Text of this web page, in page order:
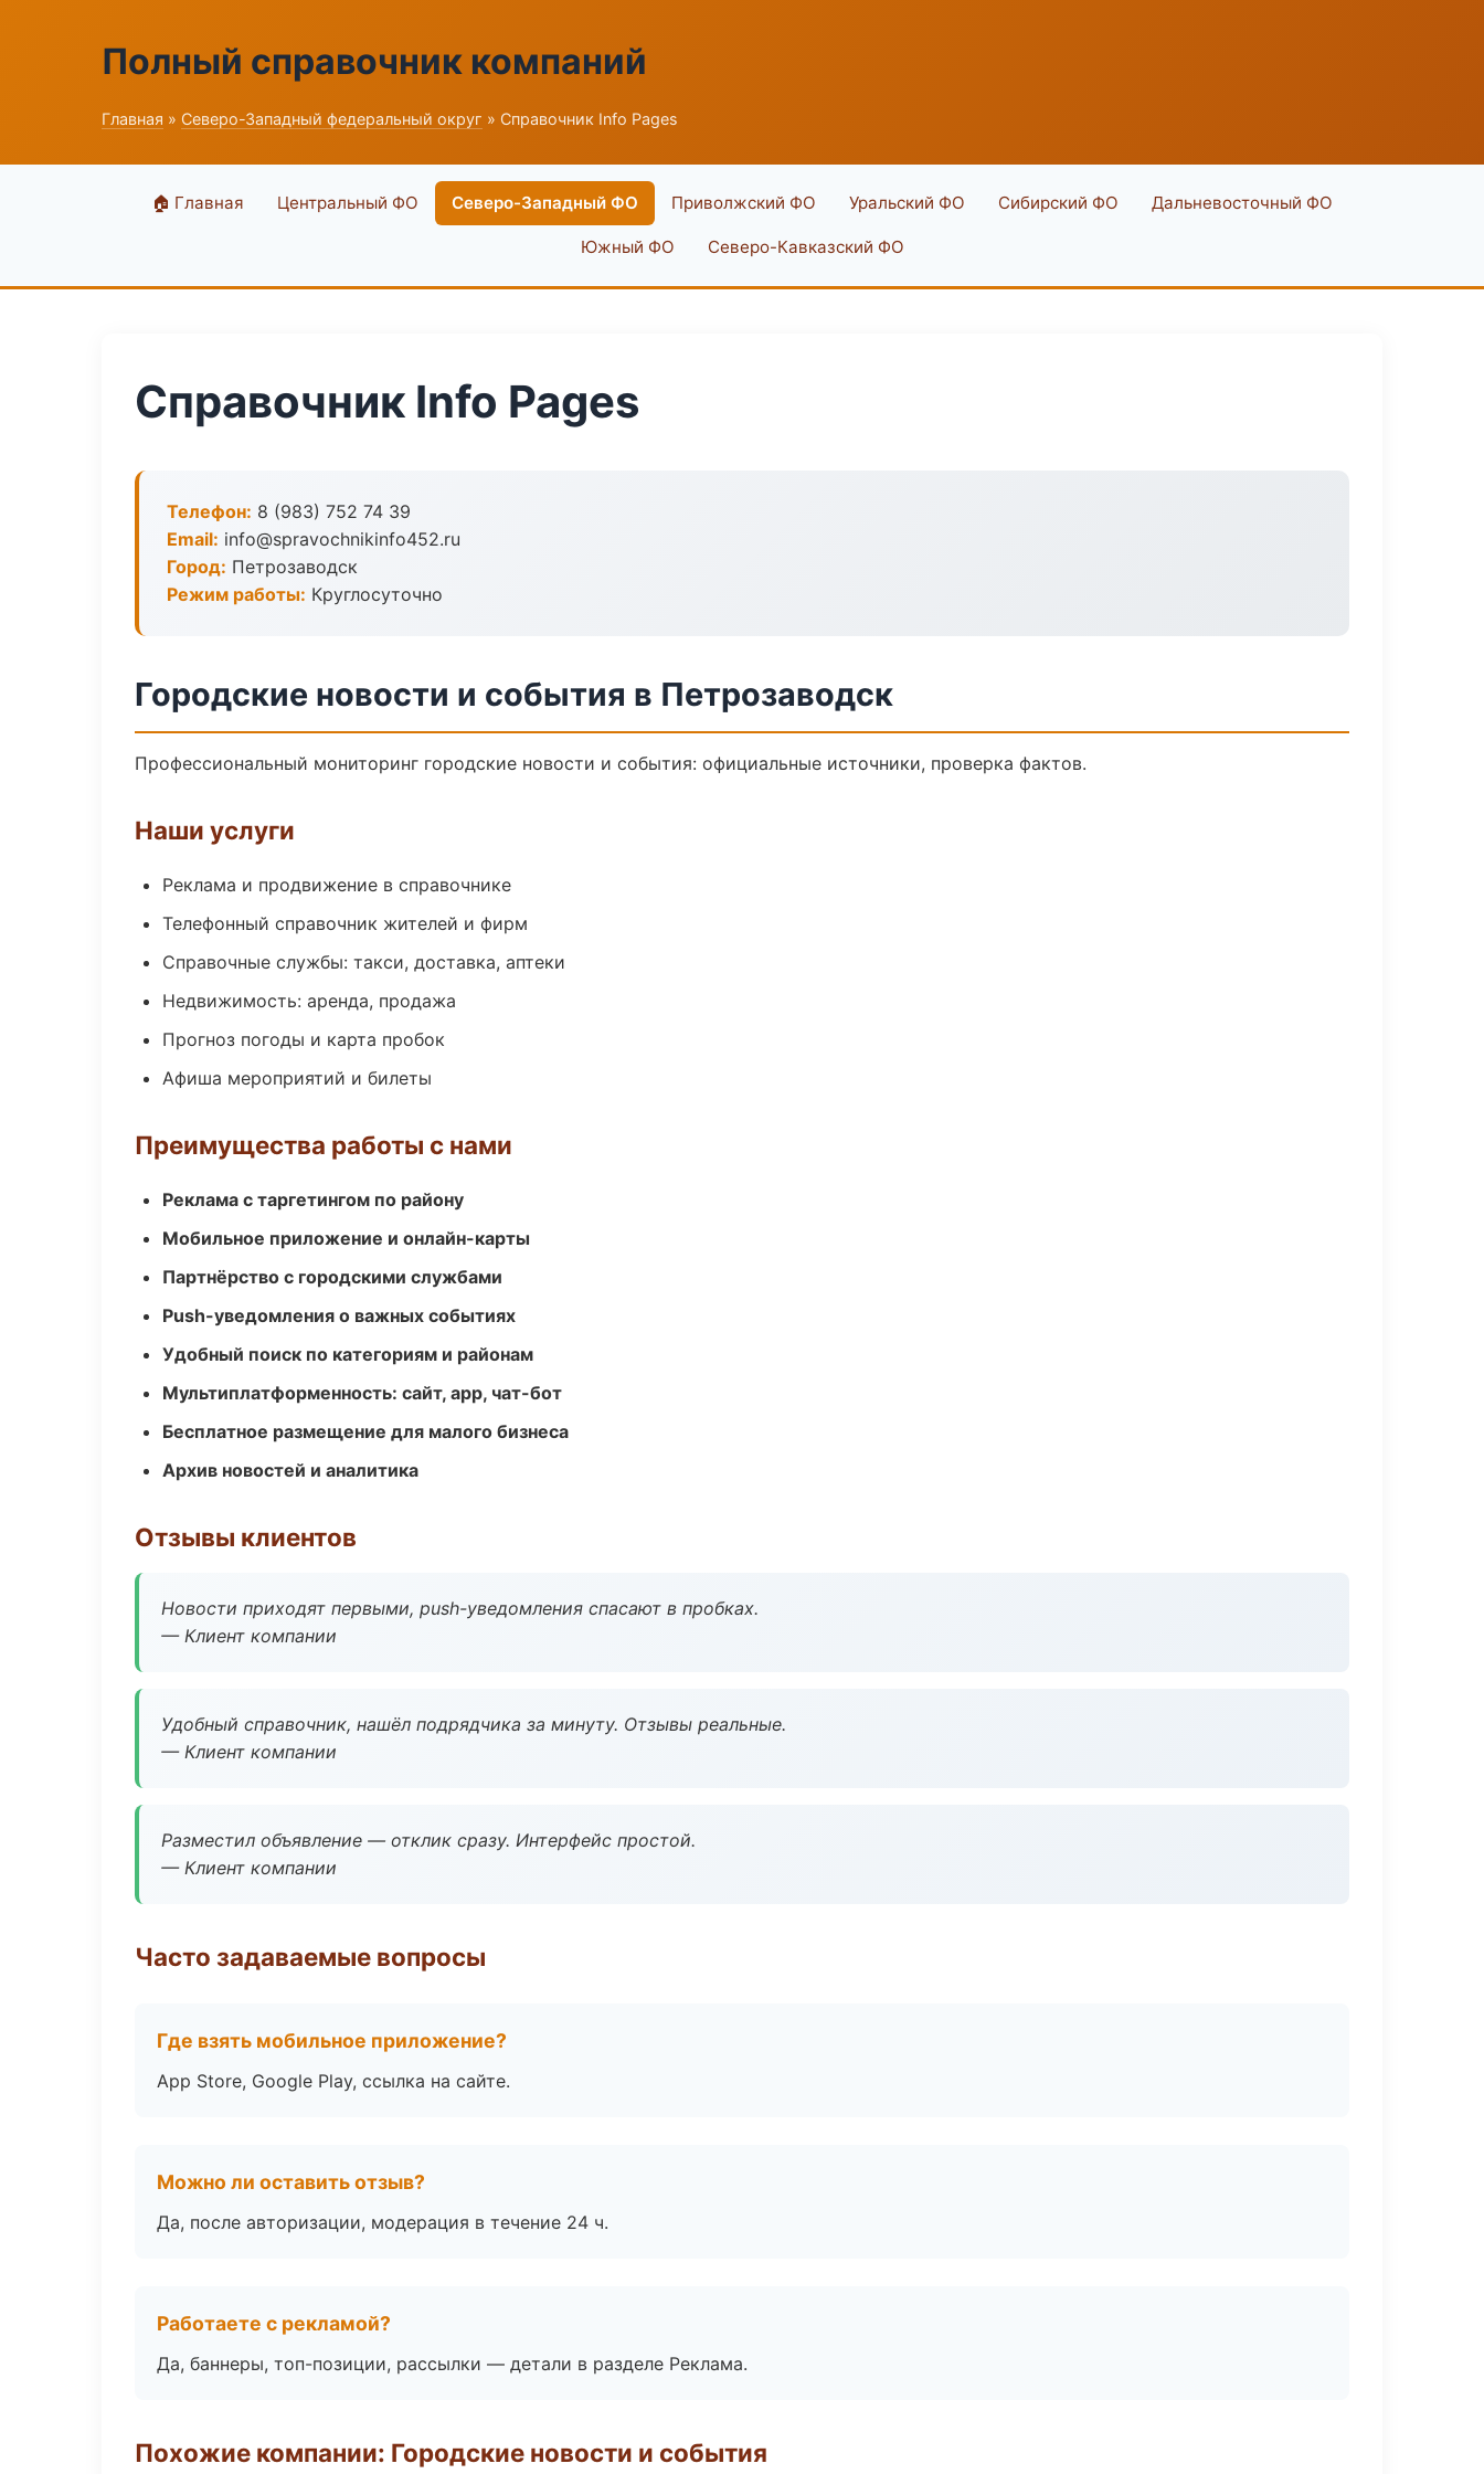
Полный справочник компаний
Главная » Северо-Западный федеральный округ » Справочник Info Pages
🏠 Главная Центральный ФО Северо-Западный ФО Приволжский ФО Уральский ФО Сибирский ФО Дальневосточный ФО
Южный ФО Северо-Кавказский ФО
Справочник Info Pages
Телефон: 8 (983) 752 74 39
Email: info@spravochnikinfo452.ru
Город: Петрозаводск
Режим работы: Круглосуточно
Городские новости и события в Петрозаводск
Профессиональный мониторинг городские новости и события: официальные источники, проверка фактов.
Наши услуги
Реклама и продвижение в справочнике
Телефонный справочник жителей и фирм
Справочные службы: такси, доставка, аптеки
Недвижимость: аренда, продажа
Прогноз погоды и карта пробок
Афиша мероприятий и билеты
Преимущества работы с нами
Реклама с таргетингом по району
Мобильное приложение и онлайн-карты
Партнёрство с городскими службами
Push-уведомления о важных событиях
Удобный поиск по категориям и районам
Мультиплатформенность: сайт, app, чат-бот
Бесплатное размещение для малого бизнеса
Архив новостей и аналитика
Отзывы клиентов
Новости приходят первыми, push-уведомления спасают в пробках.
— Клиент компании
Удобный справочник, нашёл подрядчика за минуту. Отзывы реальные.
— Клиент компании
Разместил объявление — отклик сразу. Интерфейс простой.
— Клиент компании
Часто задаваемые вопросы
Где взять мобильное приложение?
App Store, Google Play, ссылка на сайте.
Можно ли оставить отзыв?
Да, после авторизации, модерация в течение 24 ч.
Работаете с рекламой?
Да, баннеры, топ-позиции, рассылки — детали в разделе Реклама.
Похожие компании: Городские новости и события